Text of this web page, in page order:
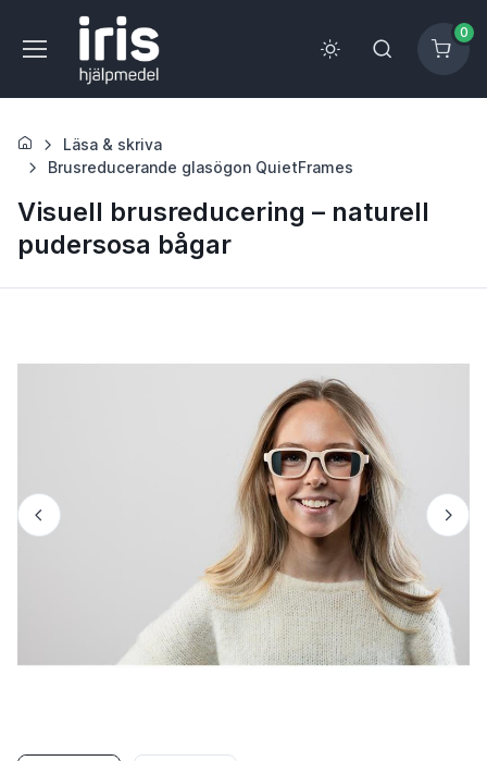
0
Läsa & skriva
Brusreducerande glasögon QuietFrames
Visuell brusreducering – naturell
pudersosa bågar